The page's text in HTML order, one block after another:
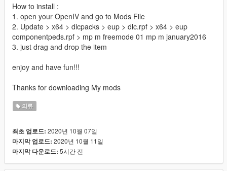
How to install :
1. open your OpenIV and go to Mods File
2. Update > x64 > dlcpacks > eup > dlc.rpf > x64 > eup
componentpeds.rpf > mp m freemode 01 mp m january2016
3. just drag and drop the item
enjoy and have fun!!!
Thanks for downloading My mods
의류
최초 업로드: 2020년 10월 07일
마지막 업로드: 2020년 10월 11일
마지막 다운로드: 5시간 전